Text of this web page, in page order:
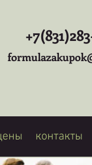
контакты